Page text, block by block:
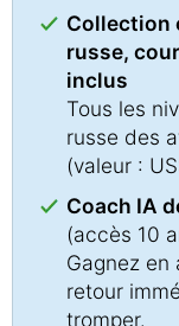
Collection
russe,
inclus
Tous les
russe des
(valeur :
Coach IA
(accès 10
Gagnez en
retour
tromper.